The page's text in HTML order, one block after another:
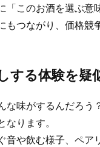
「このお酒を選ぶ意
もつながり、価格競
する体験を疑
な味がするんだろ
ります。
音や飲む様子、ペ